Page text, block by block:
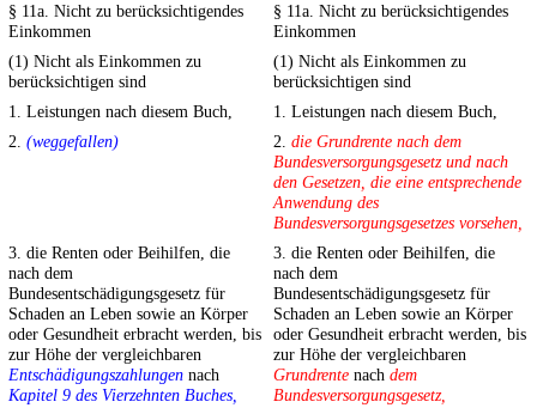
§ 11a. Nicht zu berücksichtigendes
Einkommen
§ 11a. Nicht zu berücksichtigendes
Einkommen
(1) Nicht als Einkommen zu
berücksichtigen sind
(1) Nicht als Einkommen zu
berücksichtigen sind
1. Leistungen nach diesem Buch,
1. Leistungen nach diesem Buch,
2. (weggefallen) 2. die Grundrente nach dem
Bundesversorgungsgesetz und nach
den Gesetzen, die eine entsprechende
Anwendung des
Bundesversorgungsgesetzes vorsehen,
3. die Renten oder Beihilfen, die
nach dem
Bundesentschädigungsgesetz für
Schaden an Leben sowie an Körper
oder Gesundheit erbracht werden, bis
zur Höhe der vergleichbaren
Entschädigungszahlungen nach
Kapitel 9 des Vierzehnten Buches,
3. die Renten oder Beihilfen, die
nach dem
Bundesentschädigungsgesetz für
Schaden an Leben sowie an Körper
oder Gesundheit erbracht werden, bis
zur Höhe der vergleichbaren
Grundrente nach dem
Bundesversorgungsgesetz,